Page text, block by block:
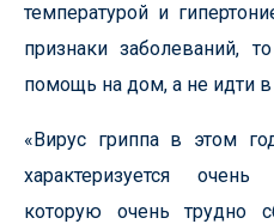
температурой и
признаки заболеваний,
помощь на дом, а не идти в
«Вирус гриппа в этом
характеризуется
которую очень трудно